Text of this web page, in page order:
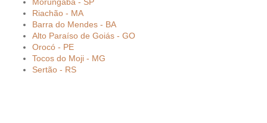
Morungaba - SP
Riachão - MA
Barra do Mendes - BA
Alto Paraíso de Goiás - GO
Orocó - PE
Tocos do Moji - MG
Sertão - RS